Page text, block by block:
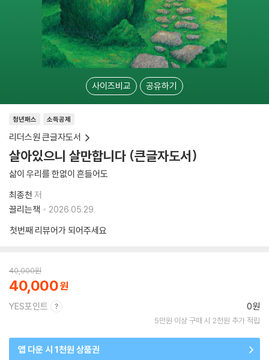
사이즈비교 공유하기
소득공제
청년패스
리더스원 큰글자도서
살아있으니 살만합니다 (큰글자도서)
삶이 우리를 한없이 흔들어도
최종천 저
끌리는책
2026.05.29.
첫번째 리뷰어가 되어주세요
40,000원
40,000
YES포인트 0원
5만원 이상 구매 시 2천원 추가 적립
앱 다운 시 1천원 상품권